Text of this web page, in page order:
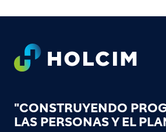
Footer
"CONSTRUYENDO
LAS PERSONAS Y EL